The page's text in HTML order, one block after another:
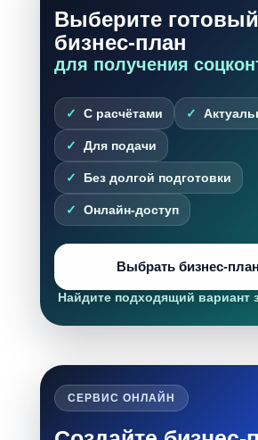
Выберите готовый
бизнес-план
для получения
С расчётами
Для подачи
Без долгой подготовки
Онлайн-доступ
Выбрать бизнес-план
Найдите подходящий вариант
СЕРВИС ОНЛАЙН